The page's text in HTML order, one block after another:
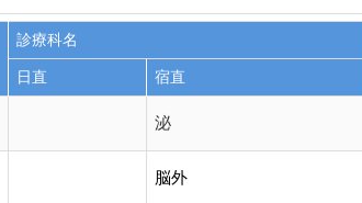
診療科名
日直
宿直
泌
脳外